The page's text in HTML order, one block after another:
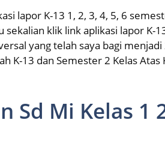
lapor K-13 1, 2, 3, 4, 5, 6
klik link aplikasi lapor K-
yang telah saya bagi
K-13 dan Semester 2 Kelas Atas
Sd Mi Kelas 1